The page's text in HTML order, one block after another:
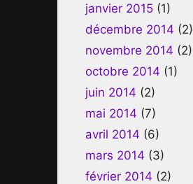
janvier 2015 (1)
décembre 2014 (2)
novembre 2014 (2)
octobre 2014 (1)
juin 2014 (2)
mai 2014 (7)
avril 2014 (6)
mars 2014 (3)
février 2014 (2)